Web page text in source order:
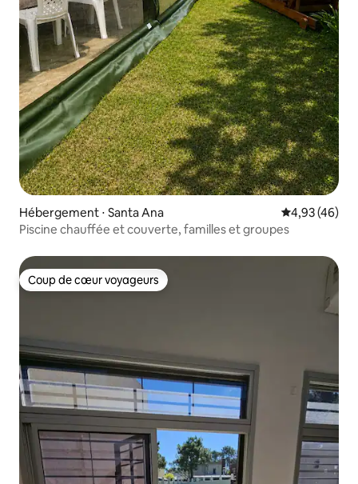
Hébergement ⋅ Santa Ana Évaluation
4,93 (46)
Piscine chauffée et couverte, familles et groupes
Coup de cœur voyageurs
Coup de cœur voyageurs